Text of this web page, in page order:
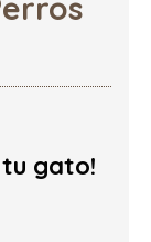
tu gato!